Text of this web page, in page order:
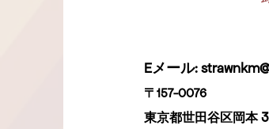
Eメール:
〒157-0076
東京都世田谷区岡本